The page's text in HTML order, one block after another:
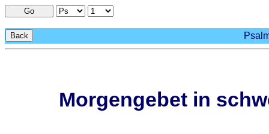
Go
Back
Morgengebet in